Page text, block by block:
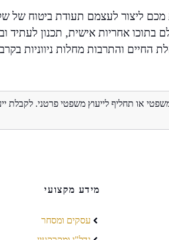
ליצור לעצמם תעודת ביטוח של
אחריות אישית, תכנון לעתיד
והתרבות מחלות ניווניות בקרב
או תחליף לייעוץ משפטי פרטני. לקבלת
מידע מקצועי
עסקים ומסחר